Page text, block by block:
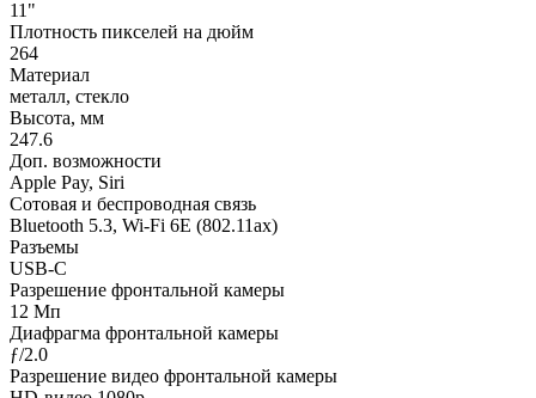
11"
Плотность пикселей на дюйм
264
Материал
металл, стекло
Высота, мм
247.6
Доп. возможности
Apple Pay, Siri
Сотовая и беспроводная связь
Bluetooth 5.3, Wi-Fi 6E (802.11ax)
Разъемы
USB‑C
Разрешение фронтальной камеры
12 Мп
Диафрагма фронтальной камеры
ƒ/2.0
Разрешение видео фронтальной камеры